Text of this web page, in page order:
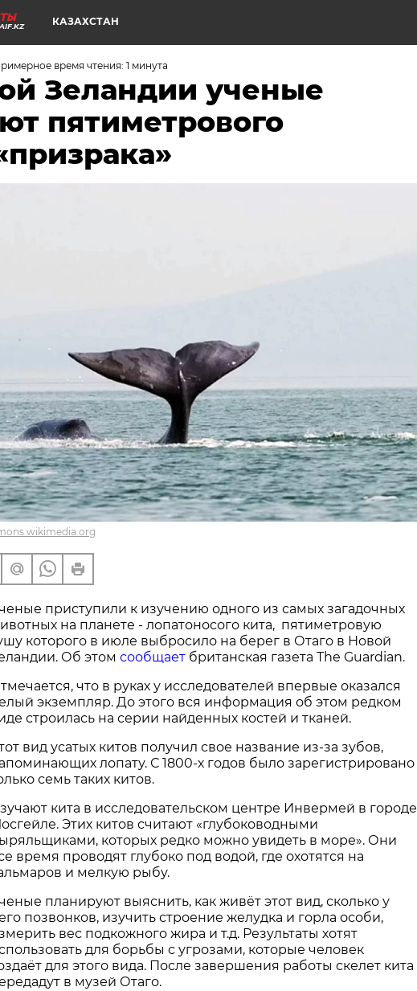
КАЗАХСТАН
время чтения: 1 минута
Зеландии ученые
пятиметрового
приступили к изучению одного из самых загадочных
на планете - лопатоносого кита, пятиметровую
которого в июле выбросило на берег в Отаго в Новой
Об этом сообщает британская газета The Guardian.
что в руках у исследователей впервые оказался
экземпляр. До этого вся информация об этом редком
строилась на серии найденных костей и тканей.
вид усатых китов получил свое название из-за зубов,
лопату. С 1800-х годов было зарегистрировано
семь таких китов.
кита в исследовательском центре Инвермей в городе
Этих китов считают «глубоководными
которых редко можно увидеть в море». Они
время проводят глубоко под водой, где охотятся на
и мелкую рыбу.
планируют выяснить, как живёт этот вид, сколько у
позвонков, изучить строение желудка и горла особи,
вес подкожного жира и т.д. Результаты хотят
для борьбы с угрозами, которые человек
для этого вида. После завершения работы скелет кита
в музей Отаго.